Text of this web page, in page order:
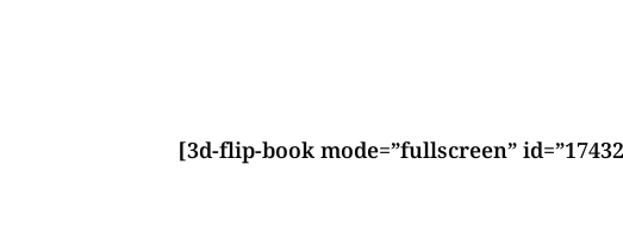
[3d-flip-book mode=”fullscreen”